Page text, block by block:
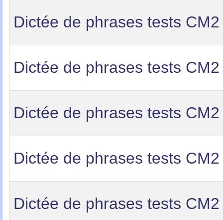
Dictée de phrases tests CM2
Dictée de phrases tests CM2
Dictée de phrases tests CM2
Dictée de phrases tests CM2
Dictée de phrases tests CM2